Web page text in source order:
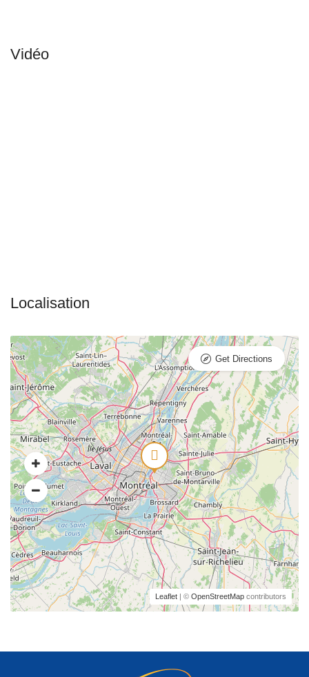
Leaflet | © OpenStreetMap contributors
Get Directions